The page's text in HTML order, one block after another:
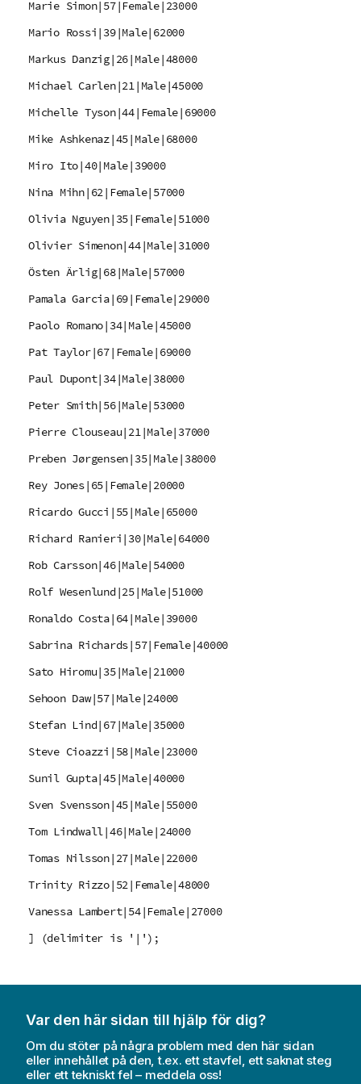
Marie Simon|57|Female|23000
Mario Rossi|39|Male|62000
Markus Danzig|26|Male|48000
Michael Carlen|21|Male|45000
Michelle Tyson|44|Female|69000
Mike Ashkenaz|45|Male|68000
Miro Ito|40|Male|39000
Nina Mihn|62|Female|57000
Olivia Nguyen|35|Female|51000
Olivier Simenon|44|Male|31000
Östen Ärlig|68|Male|57000
Pamala Garcia|69|Female|29000
Paolo Romano|34|Male|45000
Pat Taylor|67|Female|69000
Paul Dupont|34|Male|38000
Peter Smith|56|Male|53000
Pierre Clouseau|21|Male|37000
Preben Jørgensen|35|Male|38000
Rey Jones|65|Female|20000
Ricardo Gucci|55|Male|65000
Richard Ranieri|30|Male|64000
Rob Carsson|46|Male|54000
Rolf Wesenlund|25|Male|51000
Ronaldo Costa|64|Male|39000
Sabrina Richards|57|Female|40000
Sato Hiromu|35|Male|21000
Sehoon Daw|57|Male|24000
Stefan Lind|67|Male|35000
Steve Cioazzi|58|Male|23000
Sunil Gupta|45|Male|40000
Sven Svensson|45|Male|55000
Tom Lindwall|46|Male|24000
Tomas Nilsson|27|Male|22000
Trinity Rizzo|52|Female|48000
Vanessa Lambert|54|Female|27000
] (delimiter is '|');
Var den här sidan till hjälp för dig?
Om du stöter på några problem med den här sidan
eller innehållet på den, t.ex. ett stavfel, ett saknat steg
eller ett tekniskt fel – meddela oss!